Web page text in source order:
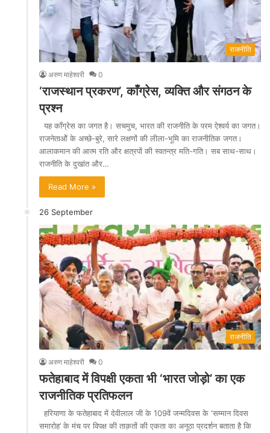
राजनीति
अरुण माहेश्वरी 0
‘राजस्थान प्रकरण’, काँग्रेस, व्यक्ति और संगठन के
प्रश्न
यह काँग्रेस का जगत है। सचमुच, भारत की राजनीति के परम ऐश्वर्य का जगत।
राजनेताओें के अच्छे-बुरे, सारे लक्षणों की लीला-भूमि का राजनीतिक जगत।
आलाकमान की आत्म रति और क्षत्रपों की स्वतन्त्र मति-गति। सब साथ-साथ।
राजनीति के दुखांत और…
Read More »
26 September
राजनीति
अरुण माहेश्वरी 0
फतेहाबाद में विपक्षी एकता भी ‘भारत जोड़ो’ का एक
राजनीतिक प्रतिफलन
हरियाणा के फतेहाबाद में देवीलाल जी के 109वें जन्मदिवस के ‘सम्मान दिवस
समारोह’ के मंच पर विपक्ष की ताक़तों की एकता का अनूठा प्रदर्शन बताता है कि